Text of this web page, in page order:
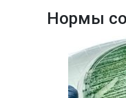
Нормы